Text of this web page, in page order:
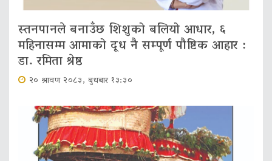
स्तनपानले बनाउँछ शिशुको बलियो आधार, ६
महिनासम्म आमाको दूध नै सम्पूर्ण पौष्टिक आहार :
डा. रमिता श्रेष्ठ
२० श्रावण २०८३, बुधबार १३:३०